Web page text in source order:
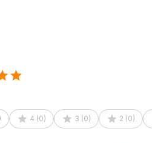
earphones IEM dirancang untuk
maupun menikmati musik
earphone ini mampu
Driver 10 mm dengan
seimbang di seluruh rentang
) 4 (0) 3 (0) 2 (0)